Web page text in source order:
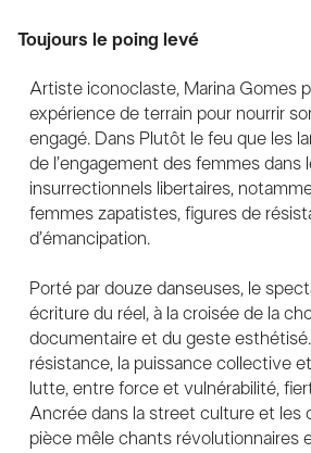
Toujours le poing levé
Artiste iconoclaste, Marina Gomes
expérience de terrain pour nourrir
engagé. Dans Plutôt le feu que les
de l’engagement des femmes dans
insurrectionnels libertaires,
femmes zapatistes, figures de
d’émancipation.
Porté par douze danseuses, le
écriture du réel, à la croisée de la
documentaire et du geste
résistance, la puissance collective
lutte, entre force et vulnérabilité,
Ancrée dans la street culture et les
pièce mêle chants révolutionnaires